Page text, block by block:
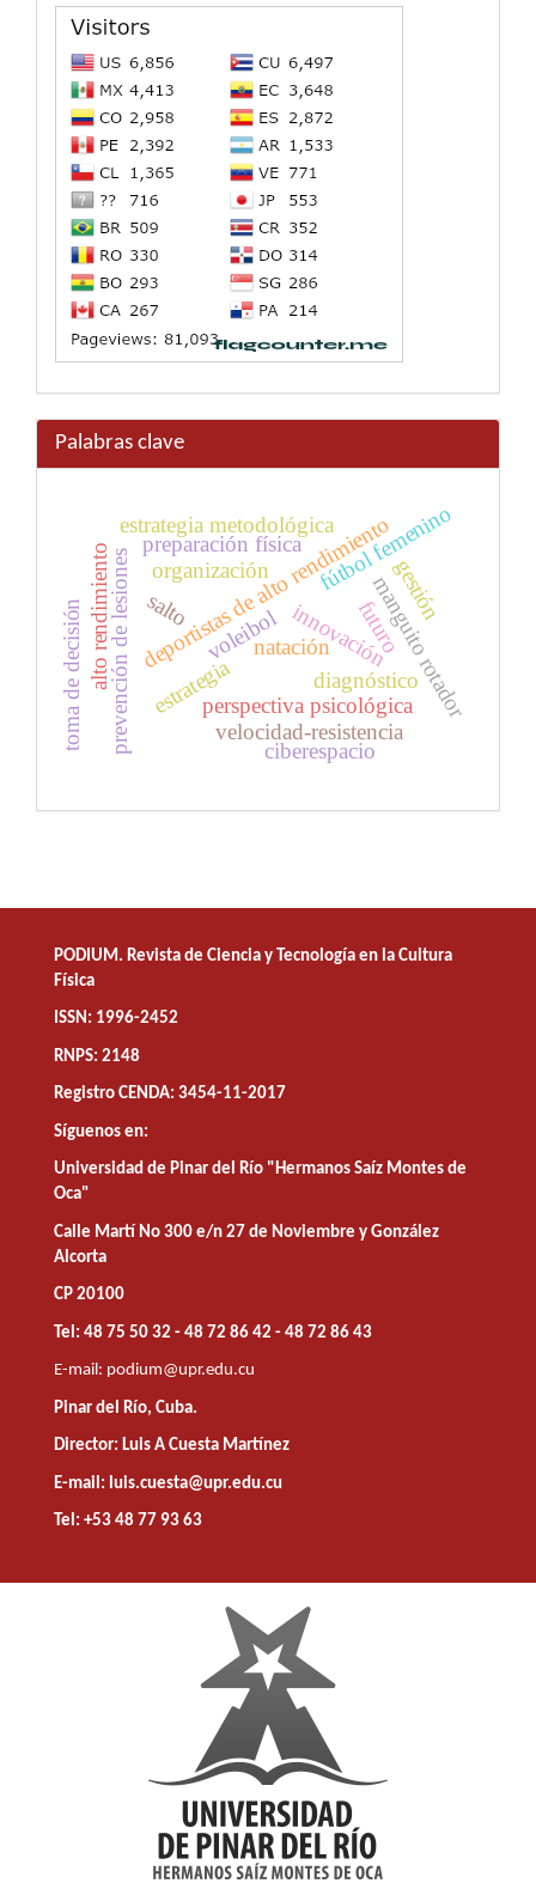
Palabras clave
deportistas de alto rendimiento
diagnóstico
manguito rotador
natación
prevención de lesiones
alto rendimiento
estrategia metodológica
perspectiva psicológica
toma de decisión innovación
organización fútbol femenino
velocidad-resistencia
preparación física
salto voleibol
estrategia
ciberespacio
gestión
futuro
PODIUM. Revista de Ciencia y Tecnología en la Cultura
Física
ISSN: 1996-2452
RNPS: 2148
Registro CENDA: 3454-11-2017
Síguenos en:
Universidad de Pinar del Río "Hermanos Saíz Montes de
Oca"
Calle Martí No 300 e/n 27 de Noviembre y González
Alcorta
CP 20100
Tel: 48 75 50 32 - 48 72 86 42 - 48 72 86 43
E-mail: podium@upr.edu.cu
Pinar del Río, Cuba.
Director: Luis A Cuesta Martínez
E-mail: luis.cuesta@upr.edu.cu
Tel: +53 48 77 93 63